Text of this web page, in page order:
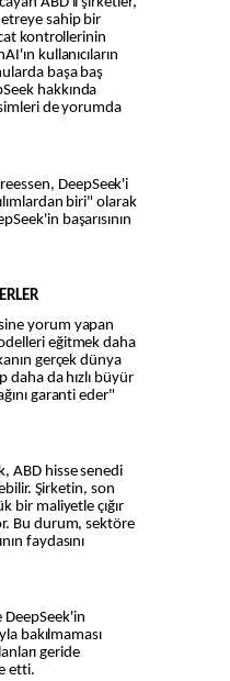
sahip bir
kontrollerinin
kullanıcıların
başa baş
hakkında
de yorumda
DeepSeek'i
biri" olarak
başarısının
yorum yapan
eğitmek daha
gerçek dünya
daha da hızlı büyür
garanti eder"
ABD hisse senedi
Şirketin, son
bir maliyetle çığır
Bu durum, sektöre
faydasını
DeepSeek'in
bakılmaması
geride
etti.